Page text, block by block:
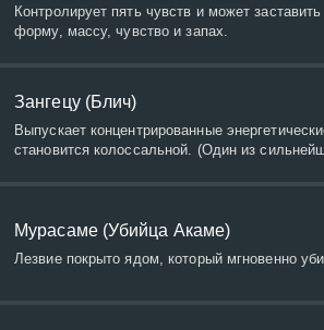
Контролирует пять чувств и может
форму, массу, чувство и запах.
Зангецу (Блич)
Выпускает концентрированные
становится колоссальной. (Один из
Мурасаме (Убийца Акаме)
Лезвие покрыто ядом, который мгновенно